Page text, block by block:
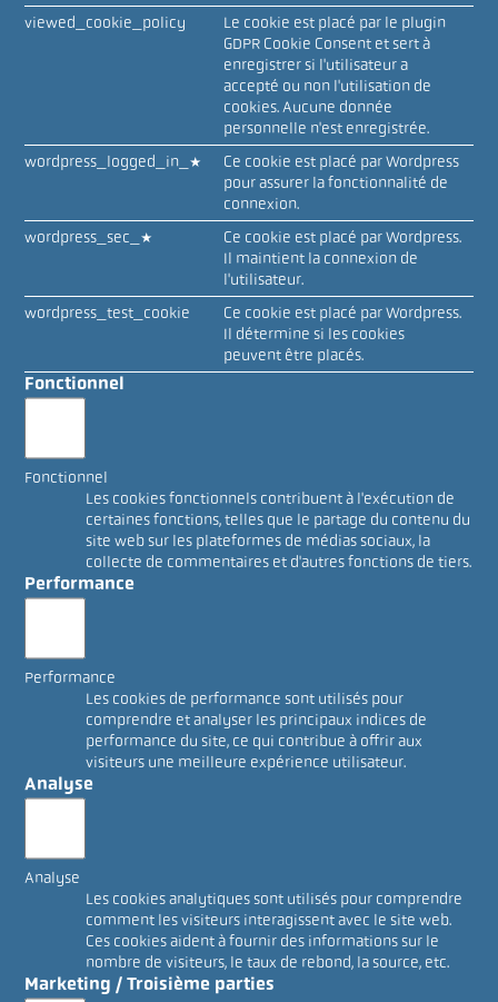
viewed_cookie_policy
Le cookie est placé par le plugin
GDPR Cookie Consent et sert à
enregistrer si l'utilisateur a
accepté ou non l'utilisation de
cookies. Aucune donnée
personnelle n'est enregistrée.
wordpress_logged_in_*
Ce cookie est placé par Wordpress
pour assurer la fonctionnalité de
connexion.
wordpress_sec_*
Ce cookie est placé par Wordpress.
Il maintient la connexion de
l'utilisateur.
wordpress_test_cookie
Ce cookie est placé par Wordpress.
Il détermine si les cookies
peuvent être placés.
Fonctionnel
Fonctionnel
Les cookies fonctionnels contribuent à l'exécution de
certaines fonctions, telles que le partage du contenu du
site web sur les plateformes de médias sociaux, la
collecte de commentaires et d'autres fonctions de tiers.
Performance
Performance
Les cookies de performance sont utilisés pour
comprendre et analyser les principaux indices de
performance du site, ce qui contribue à offrir aux
visiteurs une meilleure expérience utilisateur.
Analyse
Analyse
Les cookies analytiques sont utilisés pour comprendre
comment les visiteurs interagissent avec le site web.
Ces cookies aident à fournir des informations sur le
nombre de visiteurs, le taux de rebond, la source, etc.
Marketing / Troisième parties